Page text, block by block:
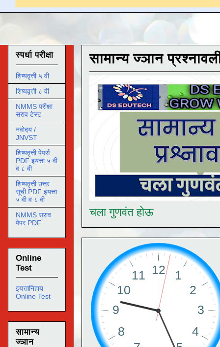
सामान्य ज्ञान
चला गुणवंत होऊ
स्पर्धा परीक्षा
शिष्यवृत्ती ५ वी
शिष्यवृत्ती ८ वी
NMMS परीक्षा
सराव टेस्ट
नवोदय /
JNVST
शिष्यवृत्ती पेपर्स
PDF इयत्ता ५ वी
व ८ वी
शिष्यवृत्ती उत्तर
सूची PDF इयत्ता
५ वी व ८ वी
NMMS सराव
पेपर PDF
Online
Test
इयत्तानिहाय
Online Test
सामान्य
ज्ञान